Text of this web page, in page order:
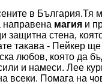
в
направена магия и
защитна стена,
такава - Пейкер
любов, която да
и намеси. Лее
всеки. Помага на